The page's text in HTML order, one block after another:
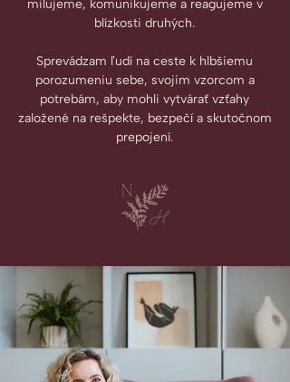
milujeme, komunikujeme a reagujeme v
blízkosti druhých.
Sprevádzam ľudí na ceste k hlbšiemu
porozumeniu sebe, svojim vzorcom a
potrebám, aby mohli vytvárať vzťahy
založené na rešpekte, bezpečí a skutočnom
prepojení.